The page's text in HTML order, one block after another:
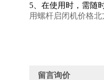
5、在使用时，需随
用螺杆启闭机价格
留言询价